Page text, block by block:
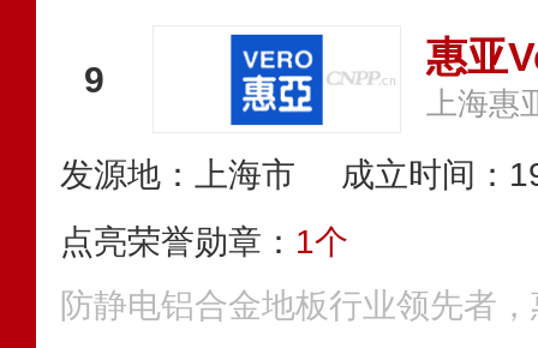
9 惠亚
上海惠
发源地：上海市
成立时间：
点亮荣誉勋章： 1个
防静电铝合金地板行业领先者